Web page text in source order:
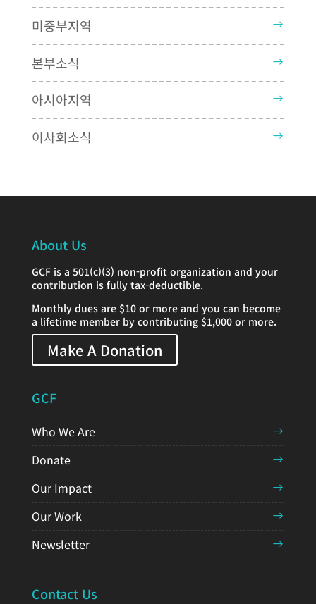
미중부지역
본부소식
아시아지역
이사회소식
About Us
GCF is a 501(c)(3) non-profit organization and your
contribution is fully tax-deductible.
Monthly dues are $10 or more and you can become
a lifetime member by contributing $1,000 or more.
Make A Donation
GCF
Who We Are
Donate
Our Impact
Our Work
Newsletter
Contact Us